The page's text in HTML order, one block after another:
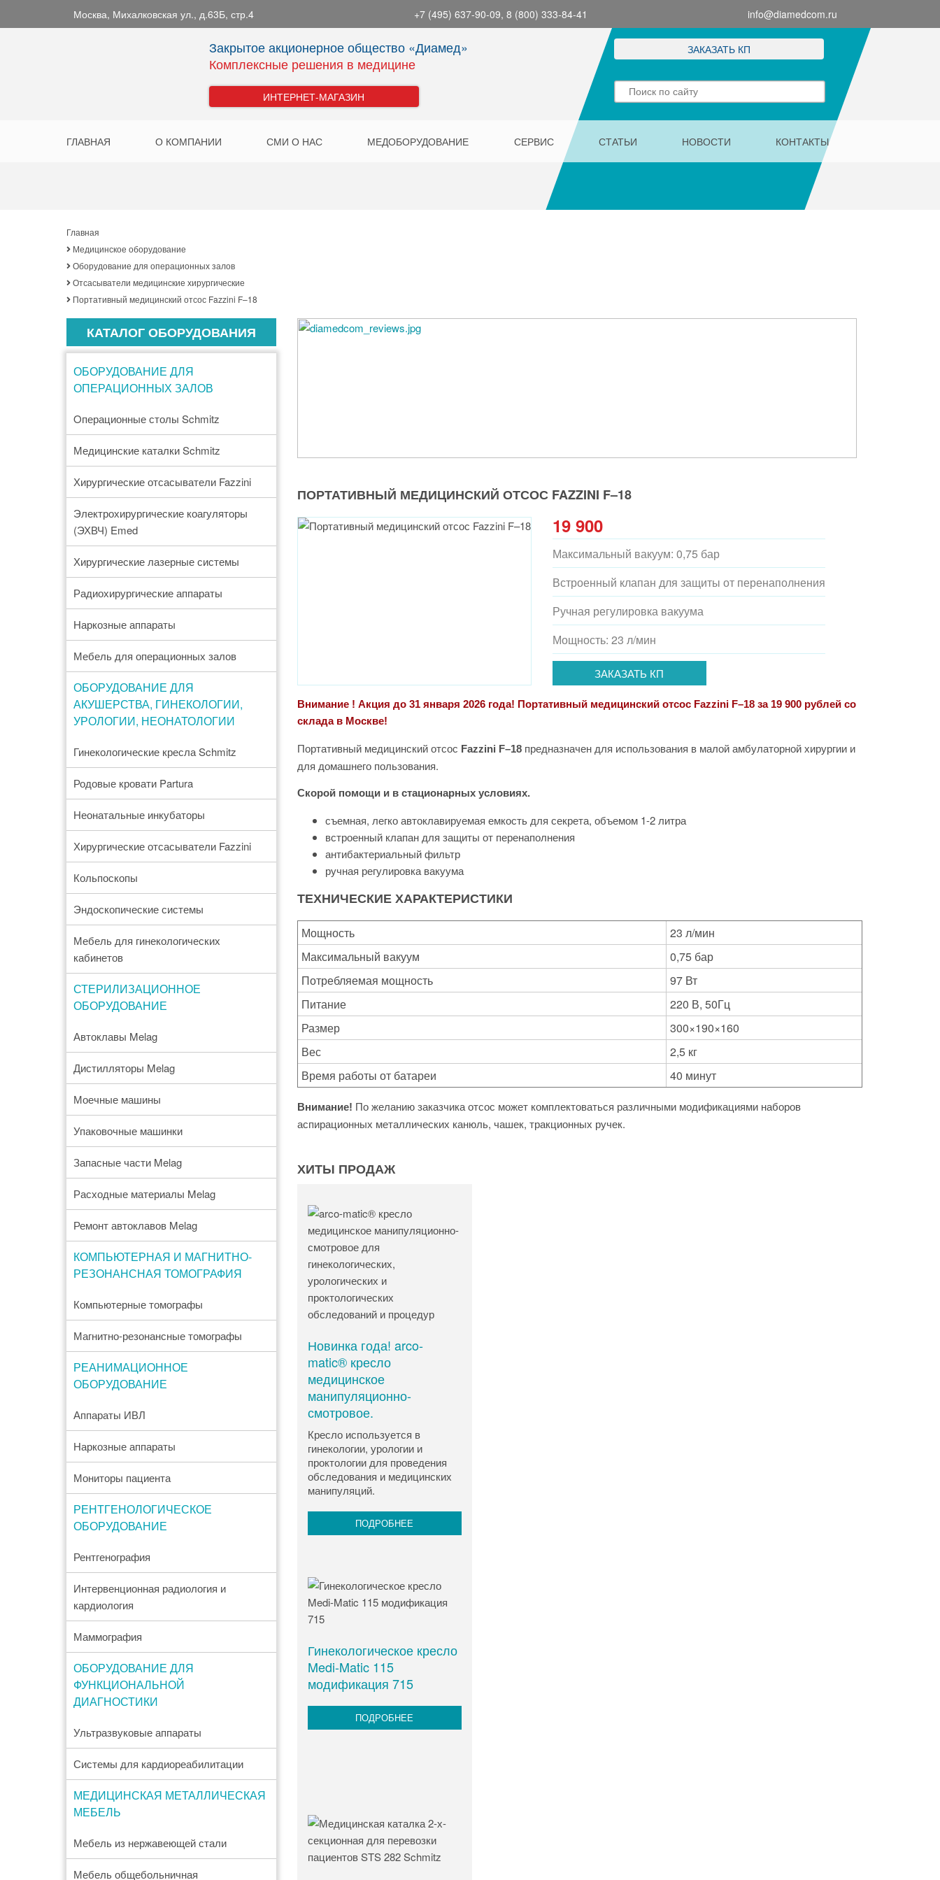
Москва, Михалковская ул., д.63Б, стр.4 +7 (495) 637-90-09, 8 (800) 333-84-41 info@diamedcom.ru
Закрытое акционерное общество «Диамед»
Комплексные решения в медицине
ИНТЕРНЕТ-МАГАЗИН
ЗАКАЗАТЬ КП
ГЛАВНАЯ О КОМПАНИИ СМИ О НАС МЕДОБОРУДОВАНИЕ СЕРВИС СТАТЬИ НОВОСТИ КОНТАКТЫ
Главная
Медицинское оборудование
Оборудование для операционных залов
Отсасыватели медицинские хирургические
Портативный медицинский отсос Fazzini F–18
КАТАЛОГ ОБОРУДОВАНИЯ
ОБОРУДОВАНИЕ ДЛЯ
ОПЕРАЦИОННЫХ ЗАЛОВ
Oперационные столы Schmitz
Медицинские каталки Schmitz
Хирургические отсасыватели Fazzini
Электрохирургические коагуляторы
(ЭХВЧ) Emed
Хирургические лазерные системы
Радиохирургические аппараты
Наркозные аппараты
Мебель для операционных залов
ОБОРУДОВАНИЕ ДЛЯ
АКУШЕРСТВА, ГИНЕКОЛОГИИ,
УРОЛОГИИ, НЕОНАТОЛОГИИ
Гинекологические кресла Schmitz
Родовые кровати Partura
Неонатальные инкубаторы
Хирургические отсасыватели Fazzini
Кольпоскопы
Эндоскопические системы
Мебель для гинекологических
кабинетов
СТЕРИЛИЗАЦИОННОЕ
ОБОРУДОВАНИЕ
Автоклавы Melag
Дистилляторы Melag
Моечные машины
Упаковочные машинки
Запасные части Melag
Расходные материалы Melag
Ремонт автоклавов Melag
КОМПЬЮТЕРНАЯ И МАГНИТНО-
РЕЗОНАНСНАЯ ТОМОГРАФИЯ
Компьютерные томографы
Магнитно-резонансные томографы
РЕАНИМАЦИОННОЕ
ОБОРУДОВАНИЕ
Аппараты ИВЛ
Наркозные аппараты
Мониторы пациента
РЕНТГЕНОЛОГИЧЕСКОЕ
ОБОРУДОВАНИЕ
Рентгенография
Интервенционная радиология и
кардиология
Маммография
ОБОРУДОВАНИЕ ДЛЯ
ФУНКЦИОНАЛЬНОЙ
ДИАГНОСТИКИ
Ультразвуковые аппараты
Системы для кардиореабилитации
МЕДИЦИНСКАЯ МЕТАЛЛИЧЕСКАЯ
МЕБЕЛЬ
Мебель из нержавеющей стали
Мебель общебольничная
ПОРТАТИВНЫЙ МЕДИЦИНСКИЙ ОТСОС FAZZINI F–18
19 900
Максимальный вакуум: 0,75 бар
Встроенный клапан для защиты от перенаполнения
Ручная регулировка вакуума
Мощность: 23 л/мин
ЗАКАЗАТЬ КП
Внимание ! Акция до 31 января 2026 года! Портативный медицинский отсос Fazzini F–18 за 19 900 рублей со
склада в Москве!
Портативный медицинский отсос Fazzini F–18предназначен для использования в малой амбулаторной хирургии и
для домашнего пользования.
Скорой помощи и в стационарных условиях.
съемная, легко автоклавируемая емкость для секрета, объемом 1-2 литра
встроенный клапан для защиты от перенаполнения
антибактериальный фильтр
ручная регулировка вакуума
ТЕХНИЧЕСКИЕ ХАРАКТЕРИСТИКИ
Мощность
23 л/мин
Максимальный вакуум
0,75 бар
Потребляемая мощность
97 Вт
Питание
220 В, 50Гц
Размер
300×190×160
Вес
2,5 кг
Время работы от батареи
40 минут
Внимание! По желанию заказчика отсос может комплектоваться различными модификациями наборов
аспирационных металлических канюль, чашек, тракционных ручек.
ХИТЫ ПРОДАЖ
Новинка года! arco-
matic® кресло
медицинское
манипуляционно-
смотровое.
Кресло используется в
гинекологии, урологии и
проктологии для проведения
обследования и медицинских
манипуляций.
ПОДРОБНЕЕ
Гинекологическое кресло
Medi-Matic 115
модификация 715
ПОДРОБНЕЕ